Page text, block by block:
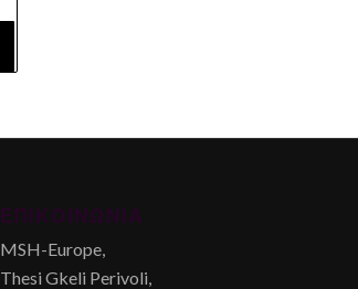
MSH-Europe,
Thesi Gkeli Perivoli,